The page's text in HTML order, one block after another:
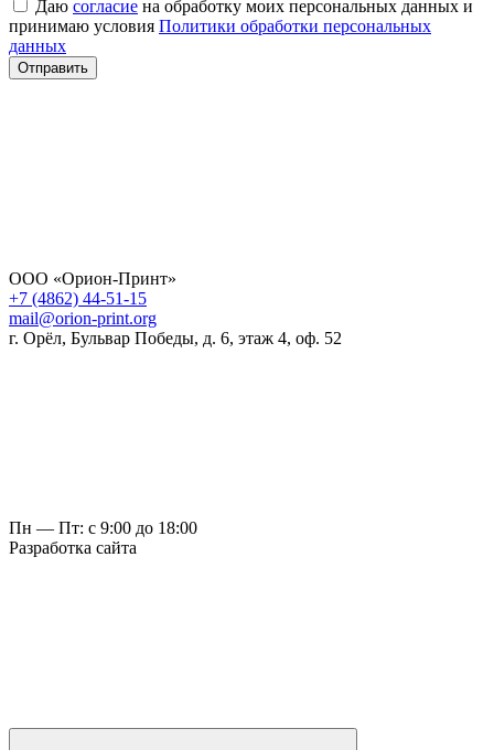
Даю согласие на обработку моих персональных данных и
принимаю условия Политики обработки персональных
данных
Отправить
ООО «Орион-Принт»
+7 (4862) 44-51-15
mail@orion-print.org
г. Орёл, Бульвар Победы, д. 6, этаж 4, оф. 52
Пн — Пт: с 9:00 до 18:00
Разработка сайта